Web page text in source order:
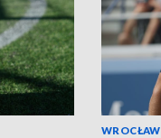
WROCŁAW